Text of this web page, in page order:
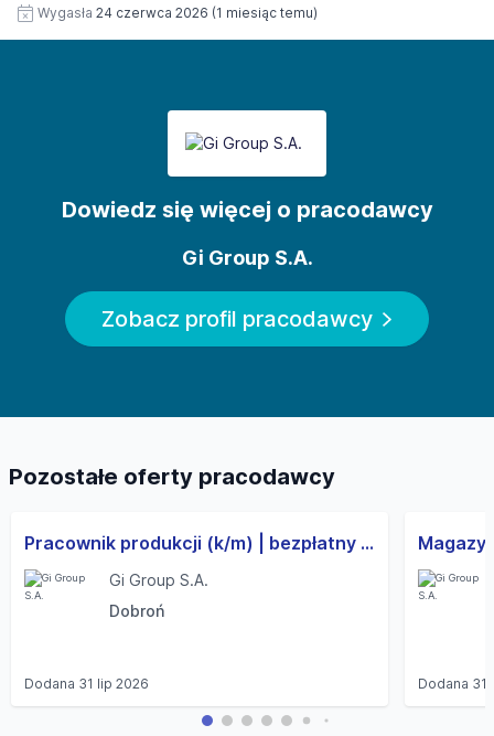
Wygasła 24 czerwca 2026 (1 miesiąc temu)
Dowiedz się więcej o pracodawcy
Gi Group S.A.
Zobacz profil pracodawcy
Pozostałe oferty pracodawcy
Pracownik produkcji (k/m) | bezpłatny transport | wolne weekendy
Gi Group S.A.
Dobroń
Dodana 31 lip 2026 Dodana 31